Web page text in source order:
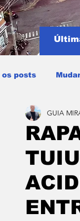
os posts
do mundo
GUIA